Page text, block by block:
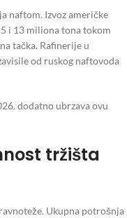
naftom. Izvoz američke
i 13 miliona tona tokom
tačka. Rafinerije u
od ruskog naftovoda
dodatno ubrzava ovu
tržišta
Ukupna potrošnja